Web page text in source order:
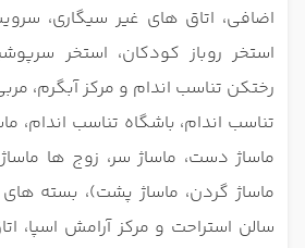
اضافی، اتاق های غیر سیگاری،
استخر روباز کودکان، استخر
رختکن تناسب اندام و مرکز آبگرم،
تناسب اندام، باشگاه تناسب اندام،
ماساژ دست، ماساژ سر، زوج ها
ماساژ گردن، ماساژ پشت)، بسته های
سالن استراحت و مرکز آرامش اسپا،